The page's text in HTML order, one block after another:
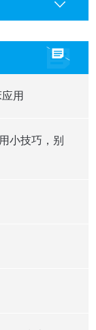
用
小技巧，别